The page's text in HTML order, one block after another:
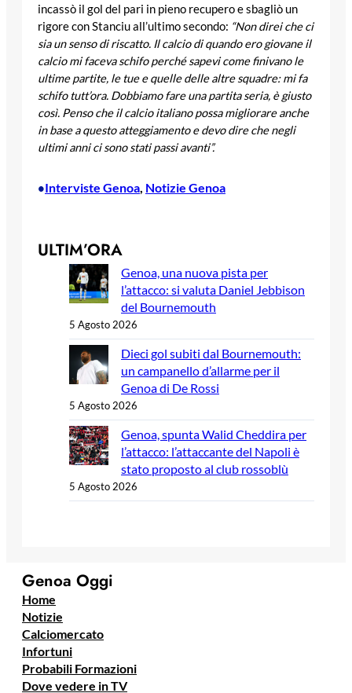
incassò il gol del pari in pieno recupero e sbagliò un
rigore con Stanciu all’ultimo secondo: “Non direi che ci
sia un senso di riscatto. Il calcio di quando ero giovane il
calcio mi faceva schifo perché sapevi come finivano le
ultime partite, le tue e quelle delle altre squadre: mi fa
schifo tutt’ora. Dobbiamo fare una partita seria, è giusto
così. Penso che il calcio italiano possa migliorare anche
in base a questo atteggiamento e devo dire che negli
ultimi anni ci sono stati passi avanti”.
•Interviste Genoa, Notizie Genoa
ULTIM’ORA
Genoa, una nuova pista per
l’attacco: si valuta Daniel Jebbison
del Bournemouth
5 Agosto 2026
Dieci gol subiti dal Bournemouth:
un campanello d’allarme per il
Genoa di De Rossi
5 Agosto 2026
Genoa, spunta Walid Cheddira per
l’attacco: l’attaccante del Napoli è
stato proposto al club rossoblù
5 Agosto 2026
Genoa Oggi
Home
Notizie
Calciomercato
Infortuni
Probabili Formazioni
Dove vedere in TV